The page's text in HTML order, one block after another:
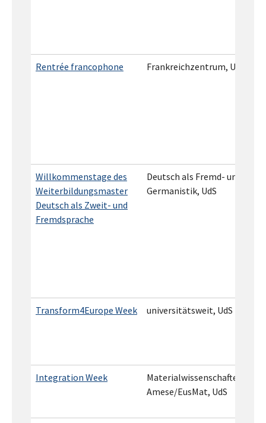
Rentrée francophone Frankreichzentrum, UdS
Willkommenstage des
Weiterbildungsmaster
Deutsch als Zweit- und
Fremdsprache
Deutsch als Fremd- und
Germanistik, UdS
Transform4Europe Week universitätsweit, UdS
Integration Week
Materialwissenschaften/
Amese/EusMat, UdS